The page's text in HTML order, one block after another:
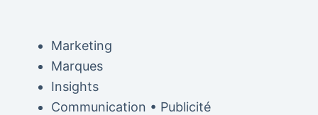
Marketing
Marques
Insights
Communication • Publicité